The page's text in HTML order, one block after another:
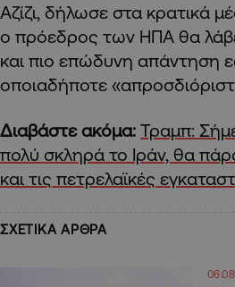
Αζίζι, δήλωσε στα κρατικά
ο πρόεδρος των ΗΠΑ θα
και πιο επώδυνη απάντηση
οποιαδήποτε
Διαβάστε ακόμα: Τραμπ:
πολύ σκληρά το Ιράν, θα
και τις πετρελαϊκές
ΣΧΕΤΙΚΑ ΑΡΘΡΑ